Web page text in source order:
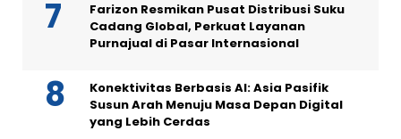
Farizon Resmikan Pusat Distribusi Suku
Cadang Global, Perkuat Layanan
Purnajual di Pasar Internasional
Konektivitas Berbasis AI: Asia Pasifik
Susun Arah Menuju Masa Depan Digital
yang Lebih Cerdas